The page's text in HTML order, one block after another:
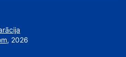
, 2026